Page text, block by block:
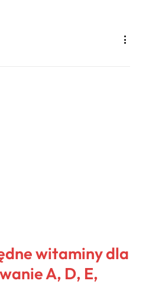
witaminy dla
A, D, E,